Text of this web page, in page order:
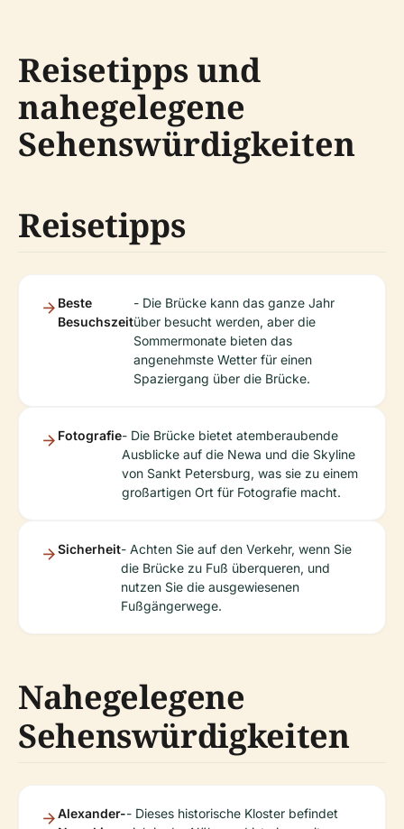
Reisetipps und
nahegelegene
Sehenswürdigkeiten
Reisetipps
Beste
Besuchszeit
- Die Brücke kann das ganze Jahr
über besucht werden, aber die
Sommermonate bieten das
angenehmste Wetter für einen
Spaziergang über die Brücke.
Fotografie- Die Brücke bietet atemberaubende
Ausblicke auf die Newa und die Skyline
von Sankt Petersburg, was sie zu einem
großartigen Ort für Fotografie macht.
Sicherheit- Achten Sie auf den Verkehr, wenn Sie
die Brücke zu Fuß überqueren, und
nutzen Sie die ausgewiesenen
Fußgängerwege.
Nahegelegene
Sehenswürdigkeiten
Alexander-- Dieses historische Kloster befindet